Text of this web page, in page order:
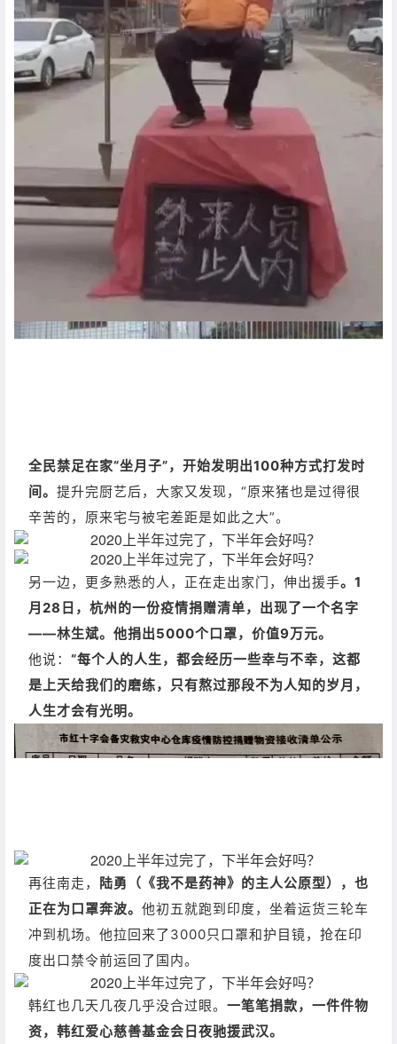
全民禁足在家“坐月子”，开始发明出100种方式打发时
间。 提升完厨艺后，大家又发现，“原来猪也是过得很
辛苦的，原来宅与被宅差距是如此之大”。
另一边，更多熟悉的人，正在走出家门，伸出援手。1
月28日，杭州的一份疫情捐赠清单，出现了一个名字
——林生斌。 他捐出5000个口罩，价值9万元。
他说： “每个人的人生，都会经历一些幸与不幸，这都
是上天给我们的磨练，只有熬过那段不为人知的岁月，
人生才会有光明。
再往南走， 陆勇（《我不是药神》的主人公原型），也
正在为口罩奔波。 他初五就跑到印度，坐着运货三轮车
冲到机场。他拉回来了3000只口罩和护目镜，抢在印
度出口禁令前运回了国内。
韩红也几天几夜几乎没合过眼。 一笔笔捐款，一件件物
资，韩红爱心慈善基金会日夜驰援武汉。